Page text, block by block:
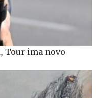
Tour ima novo